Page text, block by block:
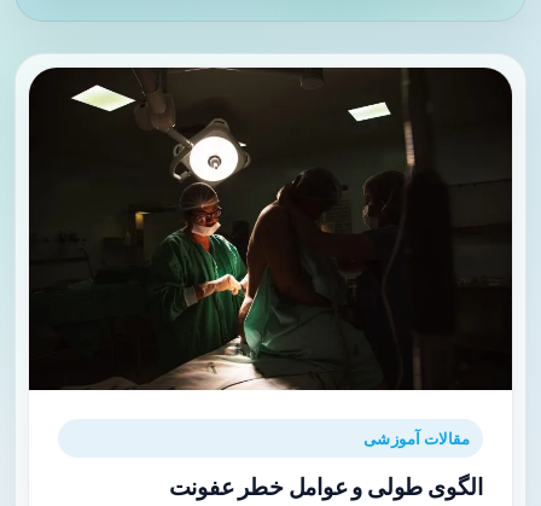
مقالات آموزشی
الگوی طولی و عوامل خطر عفونت